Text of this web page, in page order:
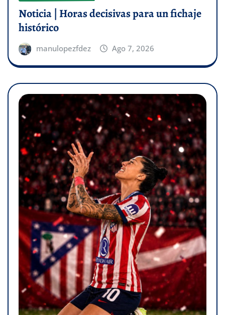
Noticia | Horas decisivas para un fichaje
histórico
manulopezfdez Ago 7, 2026